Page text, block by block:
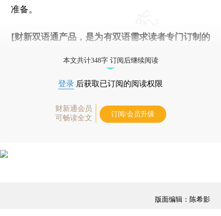
准备。
[财新双语通产品，是为有双语需求读者专门订制的
本文共计348字 订阅后继续阅读
登录 后获取已订阅的阅读权限
财新通会员
可畅读全文
订阅/会员升级
版面编辑：陈希影